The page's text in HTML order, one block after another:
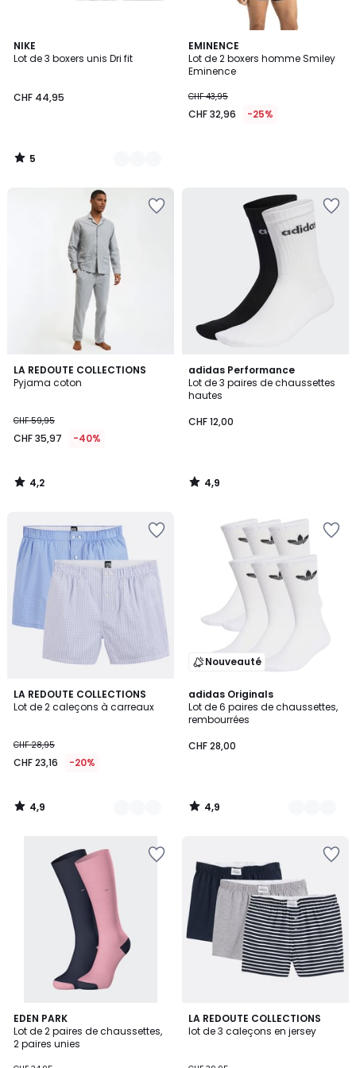
NIKE
Lot de 3 boxers unis Dri fit
CHF 44,95
5
/
3
Couleurs
5
/
EMINENCE
Lot de 2 boxers homme Smiley
Eminence
CHF 43,95
CHF 32,96 -25%
LA REDOUTE COLLECTIONS
Pyjama coton
CHF 59,95
CHF 35,97 -40%
4,2
/ 5
4,2
/
adidas Performance
Lot de 3 paires de chaussettes
hautes
CHF 12,00
4,9
/ 5
4,9
/
LA REDOUTE COLLECTIONS
Lot de 2 caleçons à carreaux
CHF 28,95
CHF 23,16 -20%
4,9
/ 5
2
Couleurs
4,9
/
Nouveauté
adidas Originals
Lot de 6 paires de chaussettes,
rembourrées
CHF 28,00
4,9
/ 5
2
Couleurs
4,9
/
EDEN PARK
Lot de 2 paires de chaussettes,
2 paires unies
LA REDOUTE COLLECTIONS
lot de 3 caleçons en jersey
4,7
/ 5
2
Couleurs